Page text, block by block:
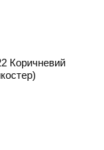
Коричневий